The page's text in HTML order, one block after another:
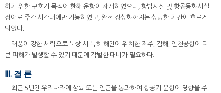
하기 위한 구호기 목적에 한해 운항이 재개하였으나, 항법시설 및 항공등화시설
장애로 주간 시간대에만 가능하였고, 완전 정상화까지는 상당한 기간이 흐르게
되었다.
태풍이 강한 세력으로 북상 시 특히 해안에 위치한 제주, 김해, 인천공항에 더
큰 피해가 발생할 수 있기 때문에 각별한 대비가 필요하다.
Ⅲ. 결 론
최근 5년간 우리나라에 상륙 또는 인근을 통과하여 항공기 운항에 영향을 주